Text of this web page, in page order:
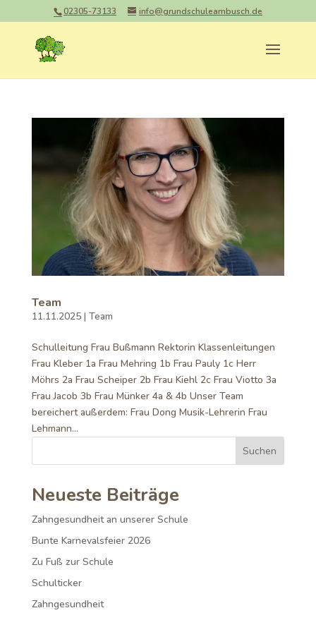
02305-73133 info@grundschuleambusch.de
Team
11.11.2025| Team
Schulleitung Frau Bußmann Rektorin Klassenleitungen
Frau Kleber 1a Frau Mehring 1b Frau Pauly 1c Herr
Möhrs 2a Frau Scheiper 2b Frau Kiehl 2c Frau Viotto 3a
Frau Jacob 3b Frau Münker 4a & 4b Unser Team
bereichert außerdem: Frau Dong Musik-Lehrerin Frau
Lehmann...
Suchen
Neueste Beiträge
Zahngesundheit an unserer Schule
Bunte Karnevalsfeier 2026
Zu Fuß zur Schule
Schulticker
Zahngesundheit